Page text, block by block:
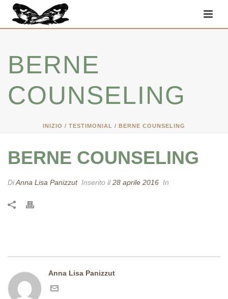
BERNE
COUNSELING
INIZIO / TESTIMONIAL / BERNE COUNSELING
BERNE COUNSELING
DiAnna Lisa Panizzut Inserito il28 aprile 2016 In
Anna Lisa Panizzut